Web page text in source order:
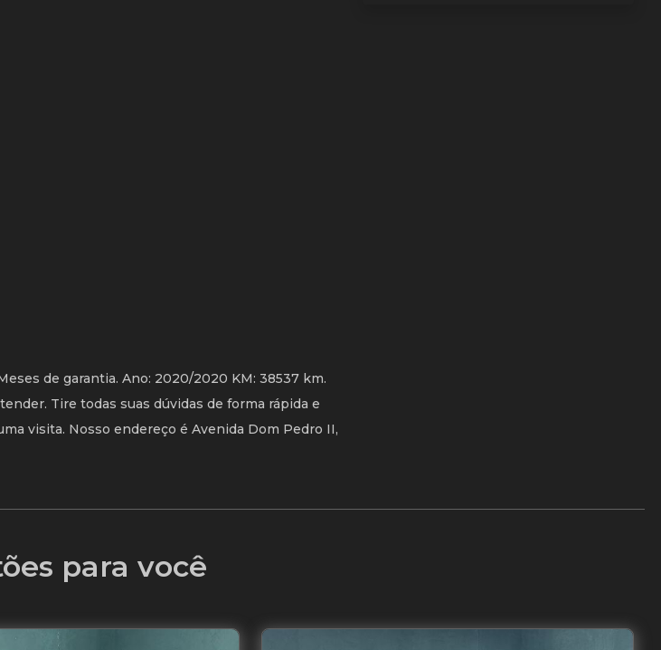
de garantia. Ano: 2020/2020 KM: 38537 km.
Tire todas suas dúvidas de forma rápida e
visita. Nosso endereço é Avenida Dom Pedro II,
para você